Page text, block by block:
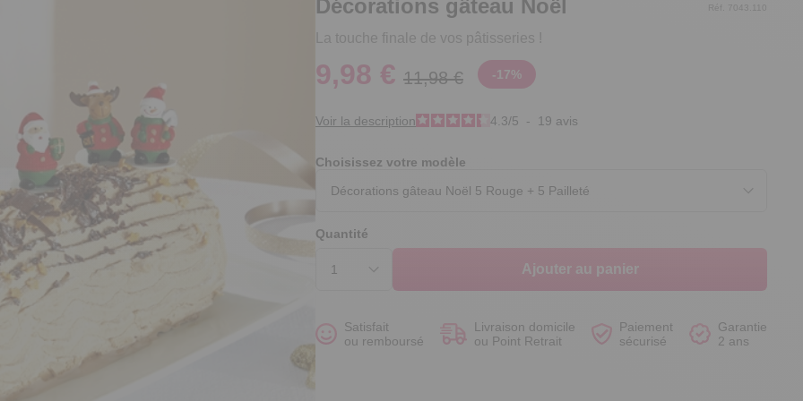
Décorations gâteau Noël
La touche finale de vos pâtisseries !
Réf. 7043.110
9,98 € 11,98 € -17%
Voir la description 4.3/5 - 19 avis
Choisissez votre modèle
Quantité
Ajouter au panier
Satisfait
ou remboursé
Livraison domicile
ou Point Retrait
Paiement
sécurisé
Garantie
2 ans